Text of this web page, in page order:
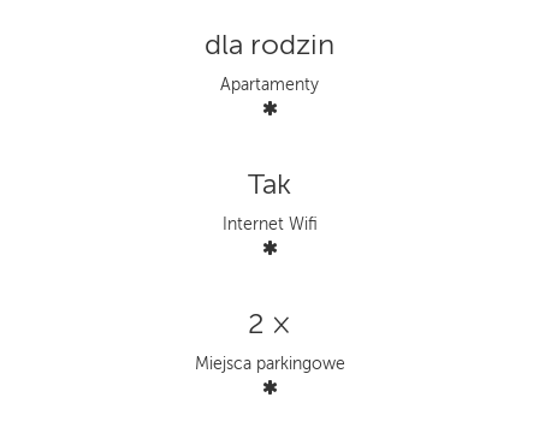
dla rodzin
Apartamenty
Tak
Internet Wifi
2 ×
Miejsca parkingowe